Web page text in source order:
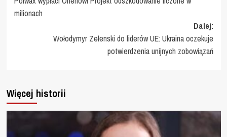
wpisy
milionach
Dalej:
Wołodymyr Zełenski do liderów UE: Ukraina oczekuje
potwierdzenia unijnych zobowiązań
Więcej historii